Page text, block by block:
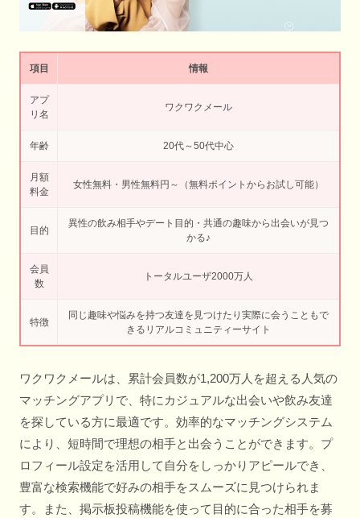
項目 情報
アプ
リ名
ワクワクメール
年齢 20代～50代中心
月額
料金
女性無料・男性無料円～（無料ポイントからお試し可能）
目的
異性の飲み相手やデート目的・共通の趣味から出会いが見つ
かる♪
会員
数
トータルユーザ2000万人
特徴
同じ趣味や悩みを持つ友達を見つけたり実際に会うこともで
きるリアルコミュニティーサイト
ワクワクメールは、累計会員数が1,200万人を超える人気の
マッチングアプリで、特にカジュアルな出会いや飲み友達
を探している方に最適です。効率的なマッチングシステム
により、短時間で理想の相手と出会うことができます。プ
ロフィール設定を活用して自分をしっかりアピールでき、
豊富な検索機能で好みの相手をスムーズに見つけられま
す。また、掲示板投稿機能を使って目的に合った相手を募